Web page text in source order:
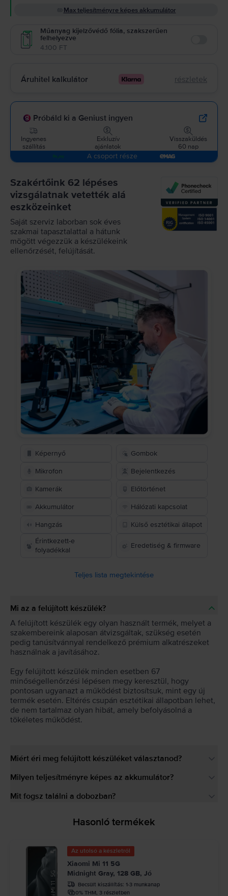
Max teljesítményre képes akkumulátor
Műanyag kijelzővédő fólia, szakszerűen
felhelyezve
4.100 FT
Áruhitel kalkulátor részletek
Próbáld ki a Geniust ingyen
Ingyenes
szállítás
Exkluzív
ajánlatok
Visszaküldés
60 nap
A csoport része
Szakértőink 62 lépéses
vizsgálatnak vetették alá
eszközeinket
Saját szerviz laborban sok éves
szakmai tapasztalattal a hátunk
mögött végezzük a készülékeink
ellenőrzését, felújítását.
Képernyő Gombok
Mikrofon Bejelentkezés
Kamerák Előtörténet
Akkumulátor Hálózati kapcsolat
Hangzás
Külső esztétikai állapot
Érintkezett-e
folyadékkal
Eredetiség & firmware
Teljes lista megtekintése
Mi az a felújított készülék?
A felújított készülék egy olyan használt termék, melyet a
szakembereink alaposan átvizsgáltak, szükség esetén
pedig tanúsítvánnyal rendelkező prémium alkatrészeket
használnak a javításához.
Egy felújított készülék minden esetben 67
minőségellenőrzési lépésen megy keresztül, hogy
pontosan ugyanazt a működést biztosítsuk, mint egy új
termék esetén. Eltérés csupán esztétikai állapotban lehet,
de nem tartalmaz olyan hibát, amely befolyásolná a
tökéletes működést.
Miért éri meg felújított készüléket választanod?
Milyen teljesítményre képes az akkumulátor?
Mit fogsz találni a dobozban?
Hasonló termékek
Az utolsó a készletről
Xiaomi Mi 11 5G
Midnight Gray, 128 GB, Jó
Becsült kiszállítás: 1-3 munkanap
0% THM, 3 részletben